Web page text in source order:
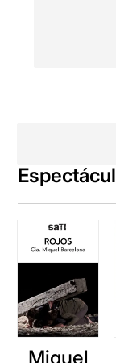
Miquel